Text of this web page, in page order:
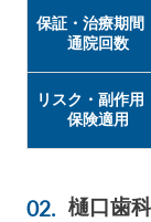
保証・治療期間
通院回数
リスク・副作用
保険適用
樋口歯